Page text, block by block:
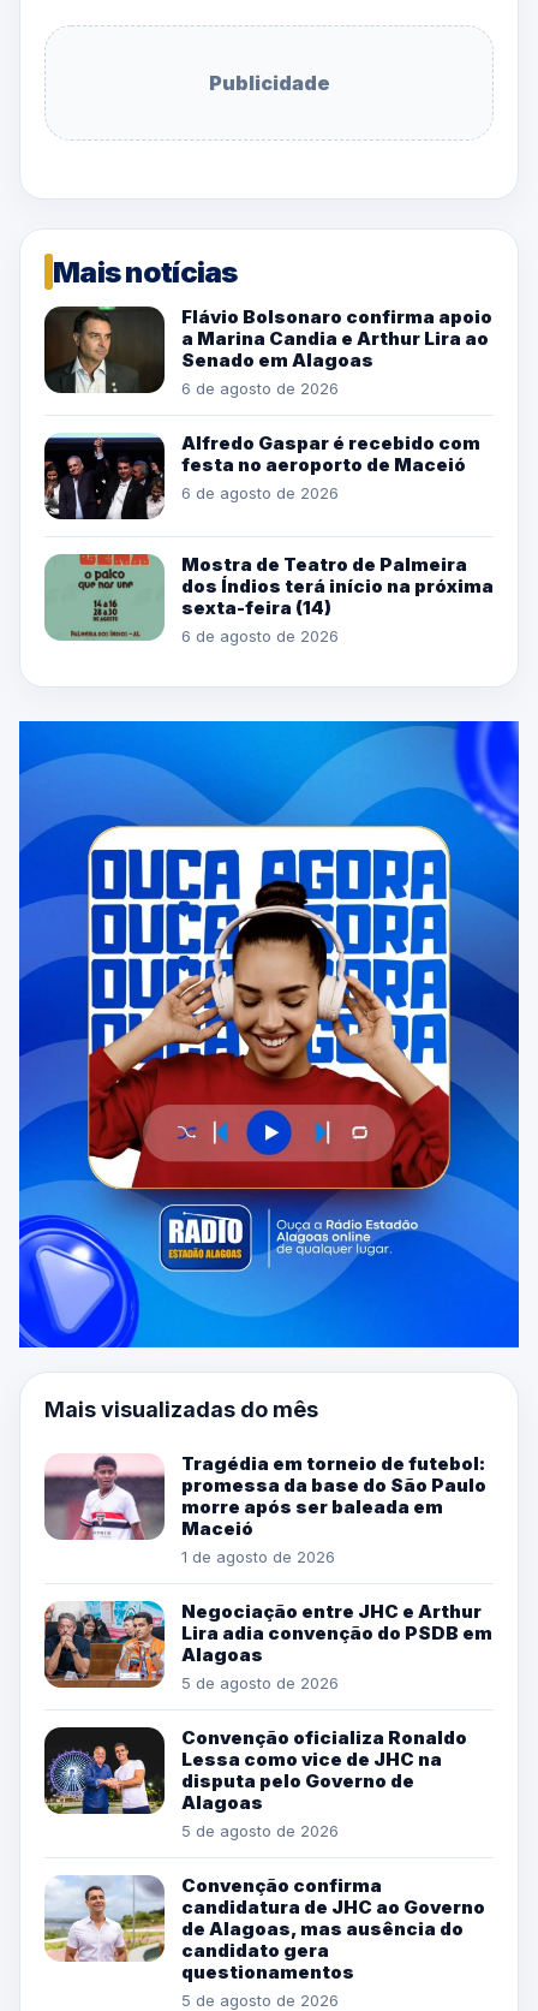
Publicidade
Mais notícias
Flávio Bolsonaro confirma apoio
a Marina Candia e Arthur Lira ao
Senado em Alagoas
6 de agosto de 2026
Alfredo Gaspar é recebido com
festa no aeroporto de Maceió
6 de agosto de 2026
Mostra de Teatro de Palmeira
dos Índios terá início na próxima
sexta-feira (14)
6 de agosto de 2026
Mais visualizadas do mês
Tragédia em torneio de futebol:
promessa da base do São Paulo
morre após ser baleada em
Maceió
1 de agosto de 2026
Negociação entre JHC e Arthur
Lira adia convenção do PSDB em
Alagoas
5 de agosto de 2026
Convenção oficializa Ronaldo
Lessa como vice de JHC na
disputa pelo Governo de
Alagoas
5 de agosto de 2026
Convenção confirma
candidatura de JHC ao Governo
de Alagoas, mas ausência do
candidato gera
questionamentos
5 de agosto de 2026